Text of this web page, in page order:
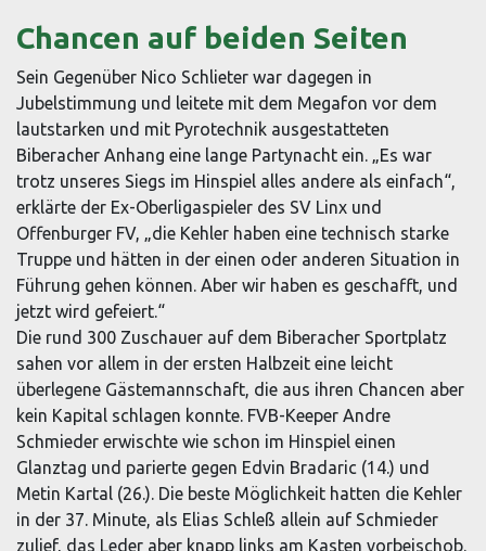
Chancen auf beiden Seiten
Sein Gegenüber Nico Schlieter war dagegen in
Jubelstimmung und leitete mit dem Megafon vor dem
lautstarken und mit Pyrotechnik ausgestatteten
Biberacher Anhang eine lange Partynacht ein. „Es war
trotz unseres Siegs im Hinspiel alles andere als einfach“,
erklärte der Ex-Oberligaspieler des SV Linx und
Offenburger FV, „die Kehler haben eine technisch starke
Truppe und hätten in der einen oder anderen Situation in
Führung gehen können. Aber wir haben es geschafft, und
jetzt wird gefeiert.“
Die rund 300 Zuschauer auf dem Biberacher Sportplatz
sahen vor allem in der ersten Halbzeit eine leicht
überlegene Gästemannschaft, die aus ihren Chancen aber
kein Kapital schlagen konnte. FVB-Keeper Andre
Schmieder erwischte wie schon im Hinspiel einen
Glanztag und parierte gegen Edvin Bradaric (14.) und
Metin Kartal (26.). Die beste Möglichkeit hatten die Kehler
in der 37. Minute, als Elias Schleß allein auf Schmieder
zulief, das Leder aber knapp links am Kasten vorbeischob.